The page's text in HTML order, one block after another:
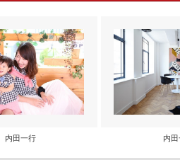
内田一行 内